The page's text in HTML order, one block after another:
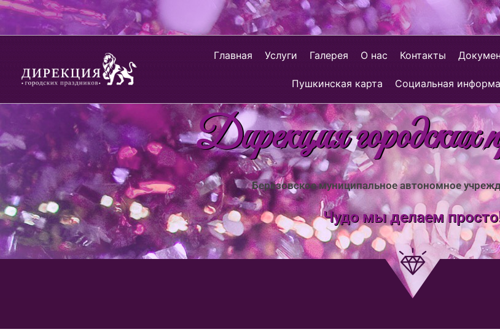
Главная Услуги Галерея О нас Контакты
Пушкинская карта Социальная
Дирекция городских
Берёзовское муниципальное автономное
Чудо мы делаем